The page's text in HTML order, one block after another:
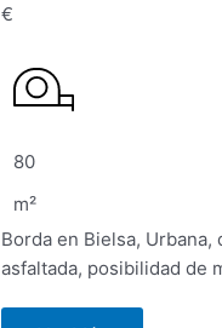
€
80
m²
Borda en Bielsa,
asfaltada, posibilidad de